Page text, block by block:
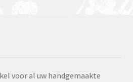
voor al uw handgemaakte